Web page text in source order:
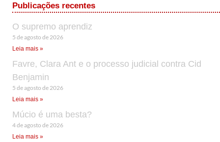
Publicações recentes
O supremo aprendiz
5 de agosto de 2026
Leia mais »
Favre, Clara Ant e o processo judicial contra Cid
Benjamin
5 de agosto de 2026
Leia mais »
Múcio é uma besta?
4 de agosto de 2026
Leia mais »